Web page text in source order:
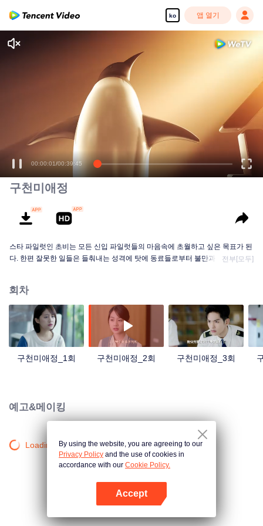
ko 앱 열기
00:00:01/00:39:45
구천미애정
스타 파일럿인 초비는 모든 신입 파일럿들의 마음속에 초월하고 싶은 목표가 된
다. 한편 잘못한 일들은 들춰내는 성격에 탓에 동료들로부터 불만과 원망도 받
다. 1년 뒤, 새로운 면모의 정등은 다시 임서의 세계에 나타나게 되는데...
전부[모두]
회차
구천미애정_1회 구천미애정_2회 구천미애정_3회
예고&메이킹
Loading…By using the website, you are agreeing to our
Privacy Policy and the use of cookies in
accordance with our Cookie Policy.
Accept